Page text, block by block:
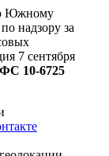
Южному
надзору за
7 сентября
10-6725